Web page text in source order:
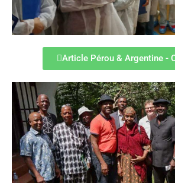
Article Pérou & Argentine -